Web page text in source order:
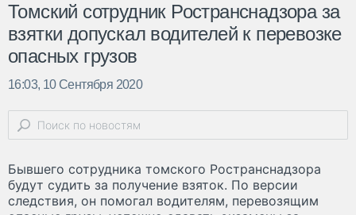
Томский сотрудник Ространснадзора за
взятки допускал водителей к перевозке
опасных грузов
16:03, 10 Сентября 2020
Бывшего сотрудника томского Ространснадзора
будут судить за получение взяток. По версии
следствия, он помогал водителям, перевозящим